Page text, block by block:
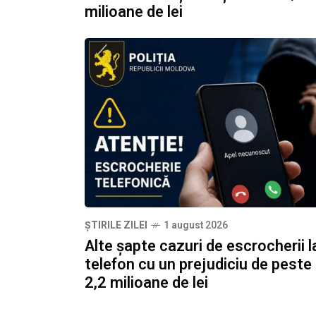
milioane de lei
ȘTIRILE ZILEI 1 august 2026
Alte șapte cazuri de escrocherii
telefon cu un prejudiciu de peste
2,2 milioane de lei